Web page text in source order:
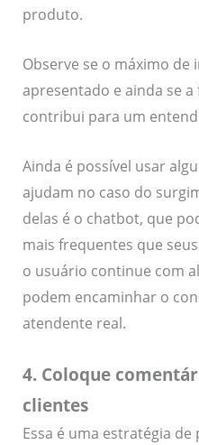
produto.
Observe se o máximo de
apresentado e ainda se
contribui para um
Ainda é possível usar
ajudam no caso do
delas é o chatbot, que
mais frequentes que
o usuário continue com
podem encaminhar o
atendente real.
4. Coloque
clientes
Essa é uma estratégia